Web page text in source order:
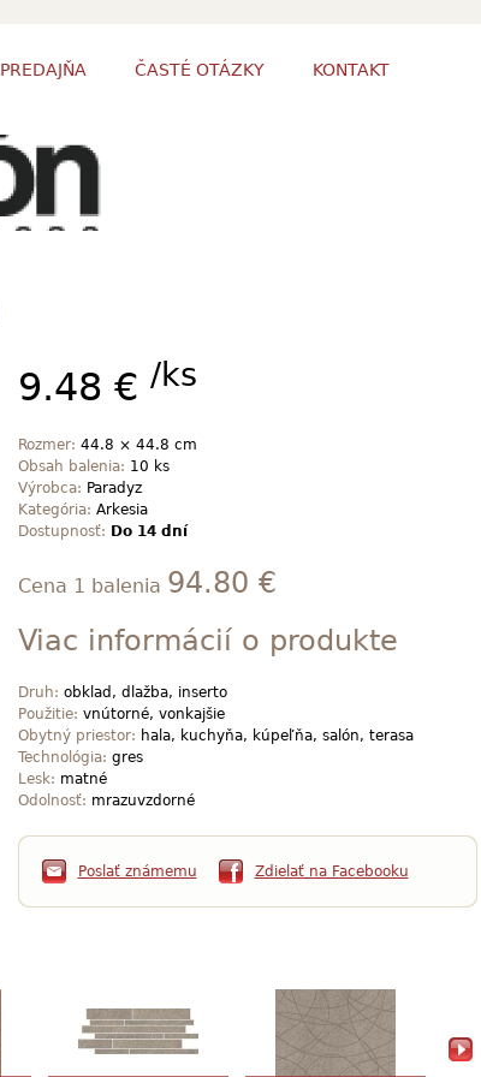
PREDAJŇA ČASTÉ OTÁZKY KONTAKT
9.48 € /ks
Rozmer: 44.8 × 44.8 cm
Obsah balenia: 10 ks
Výrobca: Paradyz
Kategória: Arkesia
Dostupnosť: Do 14 dní
Cena 1 balenia 94.80 €
Viac informácií o produkte
Druh: obklad, dlažba, inserto
Použitie: vnútorné, vonkajšie
Obytný priestor: hala, kuchyňa, kúpeľňa, salón, terasa
Technológia: gres
Lesk: matné
Odolnosť: mrazuvzdorné
Poslať známemu Zdielať na Facebooku